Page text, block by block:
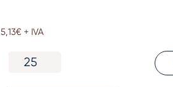
5,13€ + IVA